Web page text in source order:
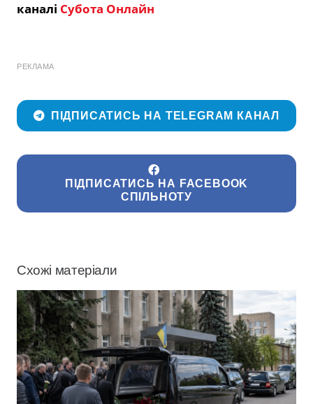
каналі Субота Онлайн
РЕКЛАМА
ПІДПИСАТИСЬ НА TELEGRAM КАНАЛ
ПІДПИСАТИСЬ НА FACEBOOK
СПІЛЬНОТУ
Схожі матеріали